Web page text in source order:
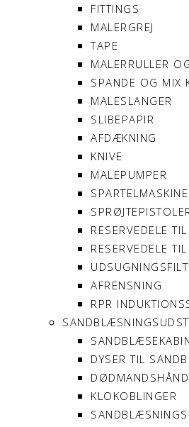
FITTINGS
MALERGREJ
TAPE
MALERRULLER
SPANDE OG MIX
MALESLANGER
SLIBEPAPIR
AFDÆKNING
KNIVE
MALEPUMPER
RESERVEDELE
RESERVEDELE
AFRENSNING
RPR
DYSER TIL
KLOKOBLINGER